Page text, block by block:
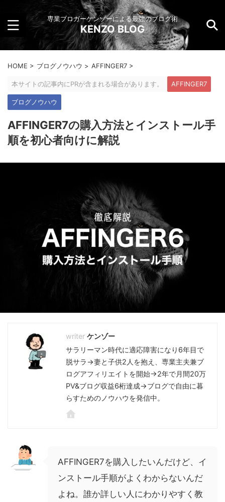
専業ブロガーケンゾーによる最強のブログ術
KENZO BLOG
HOME > ブログノウハウ > AFFINGER7 >
本サイトの記事内にPRが含まれる場合があります。 AFFINGER7
ブログノウハウ
AFFINGER7の購入方法とインストール手
順を初心者向けに解説
ケンゾー
サラリーマン時代に適応障害になり6年目で
脱サラ→妻と子供2人を抱え、専業主夫兼ブ
ログアフィリエイトを開始→2年で月間20万
PV&ブログ収益6桁達成→ブログで自由に暮
らすためのノウハウを発信中。
AFFINGER7を購入したいんだけど、イ
ンストール手順がよくわからないんだ
よね。誰か詳しい人にわかりやすく教